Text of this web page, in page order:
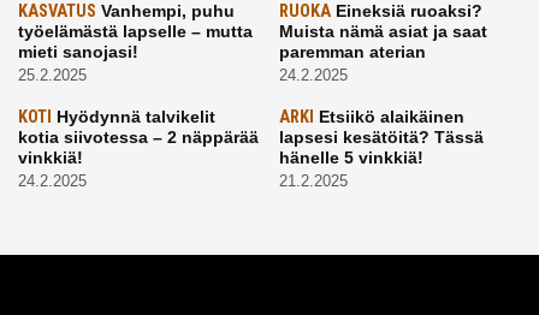
KASVATUS Vanhempi, puhu
työelämästä lapselle – mutta
mieti sanojasi!
25.2.2025
RUOKAEineksiä ruoaksi?
Muista nämä asiat ja saat
paremman aterian
24.2.2025
KOTI Hyödynnä talvikelit
kotia siivotessa – 2 näppärää
vinkkiä!
24.2.2025
ARKI Etsiikö alaikäinen
lapsesi kesätöitä? Tässä
hänelle 5 vinkkiä!
21.2.2025